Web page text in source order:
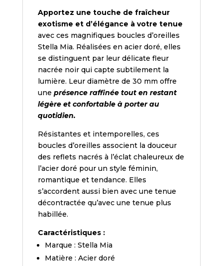
Apportez une touche de fraîcheur
exotisme et d’élégance à votre tenue
avec ces magnifiques boucles d’oreilles
Stella Mia. Réalisées en acier doré, elles
se distinguent par leur délicate fleur
nacrée noir qui capte subtilement la
lumière. Leur diamètre de 30 mm offre
une présence raffinée tout en restant
légère et confortable à porter au
quotidien.
Résistantes et intemporelles, ces
boucles d’oreilles associent la douceur
des reflets nacrés à l’éclat chaleureux de
l’acier doré pour un style féminin,
romantique et tendance. Elles
s’accordent aussi bien avec une tenue
décontractée qu’avec une tenue plus
habillée.
Caractéristiques :
Marque : Stella Mia
Matière : Acier doré